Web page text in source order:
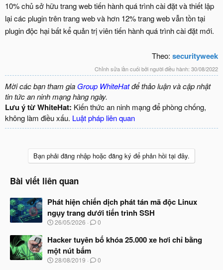
10% chủ sở hữu trang web tiến hành quá trình cài đặt và thiết lập
lại các plugin trên trang web và hơn 12% trang web vẫn tồn tại
plugin độc hại bất kể quản trị viên tiến hành quá trình cài đặt mới.
Theo: securityweek
Chỉnh sửa lần cuối bởi người điều hành: 30/08/2022
Mời các bạn tham gia Group WhiteHatđể thảo luận và cập nhật
tin tức an ninh mạng hàng ngày.
Lưu ý từ WhiteHat: Kiến thức an ninh mạng để phòng chống,
không làm điều xấu. Luật pháp liên quan
Bạn phải đăng nhập hoặc đăng ký để phản hồi tại đây.
Bài viết liên quan
Phát hiện chiến dịch phát tán mã độc Linux
ngụy trang dưới tiến trình SSH
N
à
y
b
ắ
26/05/2026 0
Hacker tuyên bố khóa 25.000 xe hơi chỉ bằng
một nút bấm
N
28/08/2019 0